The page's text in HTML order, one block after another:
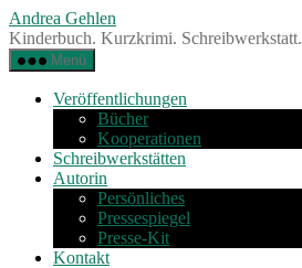
Zum
Inhalt
springen
Andrea Gehlen
Kinderbuch. Kurzkrimi. Schreibwerkstatt.
Menü
Veröffentlichungen
Bücher
Kooperationen
Schreibwerkstätten
Autorin
Persönliches
Pressespiegel
Presse-Kit
Kontakt